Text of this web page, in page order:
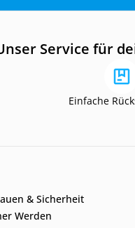
Service für
Einfache
& Sicherheit
Werden